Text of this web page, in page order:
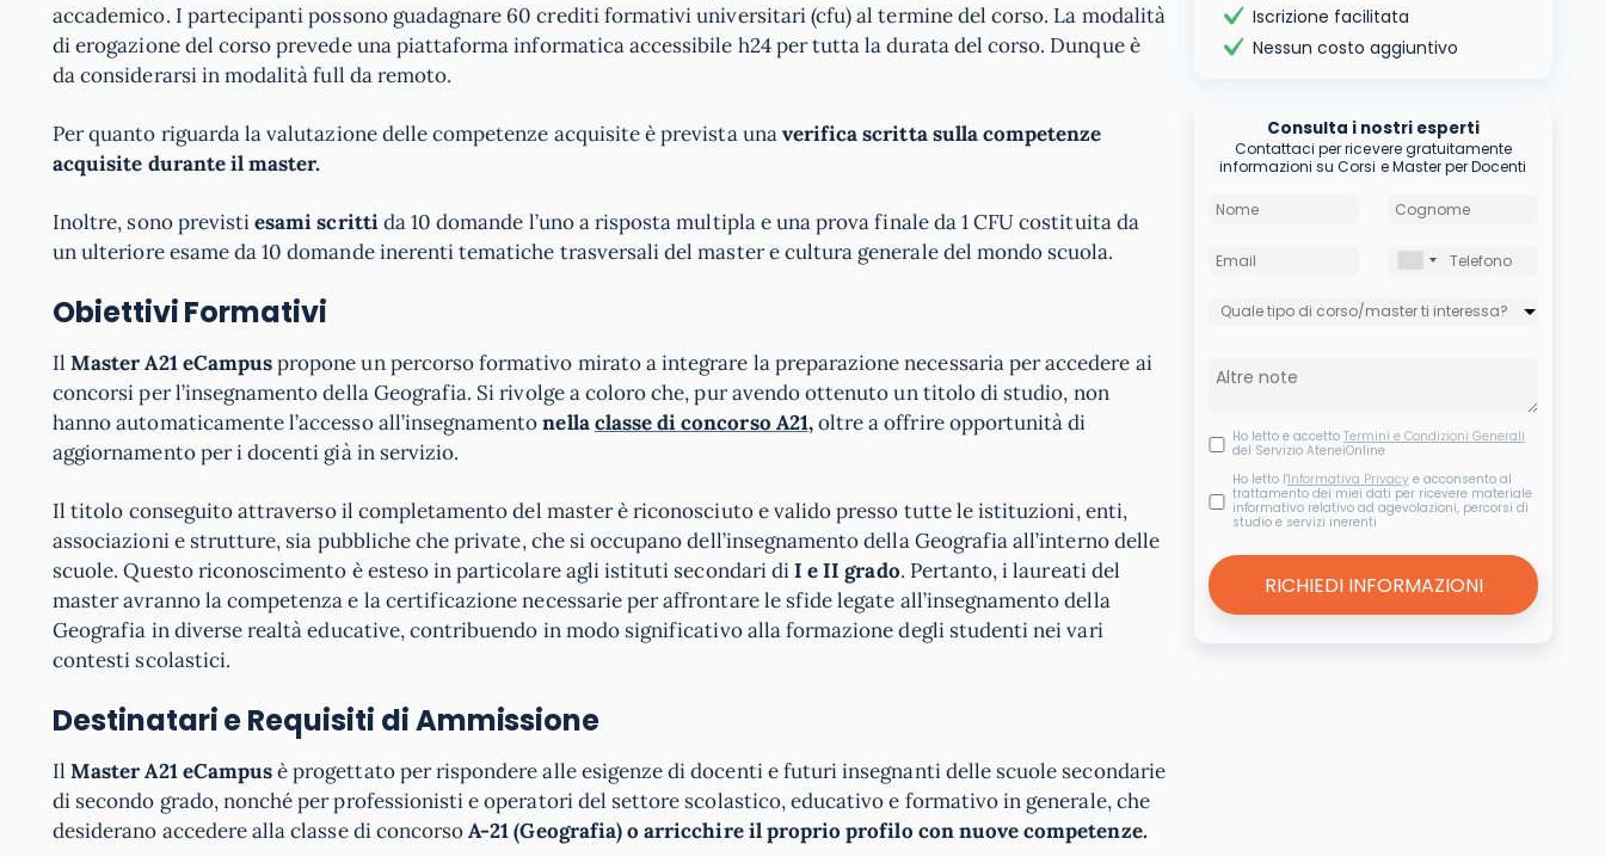
accademico. I partecipanti possono guadagnare 60 crediti formativi universitari (cfu) al termine del corso. La modalità
di erogazione del corso prevede una piattaforma informatica accessibile h24 per tutta la durata del corso. Dunque è
da considerarsi in modalità full da remoto.
Per quanto riguarda la valutazione delle competenze acquisite è prevista unaverifica scritta sulla competenze
acquisite durante il master.
Inoltre, sono previstiesami scrittida 10 domande l’uno a risposta multipla e una prova finale da 1 CFU costituita da
un ulteriore esame da 10 domande inerenti tematiche trasversali del master e cultura generale del mondo scuola.
Obiettivi Formativi
IlMaster A21 eCampuspropone un percorso formativo mirato a integrare la preparazione necessaria per accedere ai
concorsi per l’insegnamento della Geografia. Si rivolge a coloro che, pur avendo ottenuto un titolo di studio, non
hanno automaticamente l’accesso all’insegnamentonellaclasse di concorso A21,oltre a offrire opportunità di
aggiornamento per i docenti già in servizio.
Il titolo conseguito attraverso il completamento del master è riconosciuto e valido presso tutte le istituzioni, enti,
associazioni e strutture, sia pubbliche che private, che si occupano dell’insegnamento della Geografia all’interno delle
scuole. Questo riconoscimento è esteso in particolare agli istituti secondari diI e II grado. Pertanto, i laureati del
master avranno la competenza e la certificazione necessarie per affrontare le sfide legate all’insegnamento della
Geografia in diverse realtà educative, contribuendo in modo significativo alla formazione degli studenti nei vari
contesti scolastici.
Destinatari e Requisiti di Ammissione
IlMaster A21 eCampusè progettato per rispondere alle esigenze di docenti e futuri insegnanti delle scuole secondarie
di secondo grado, nonché per professionisti e operatori del settore scolastico, educativo e formativo in generale, che
desiderano accedere alla classe di concorsoA-21 (Geografia) o arricchire il proprio profilo con nuove competenze.
Iscrizione facilitata
Nessun costo aggiuntivo
Consulta i nostri esperti
Contattaci per ricevere gratuitamente
informazioni su Corsi e Master per Docenti
Ho letto e accetto Termini e Condizioni Generali
del Servizio AteneiOnline
Ho letto l'Informativa Privacy e acconsento al
trattamento dei miei dati per ricevere materiale
informativo relativo ad agevolazioni, percorsi di
studio e servizi inerenti